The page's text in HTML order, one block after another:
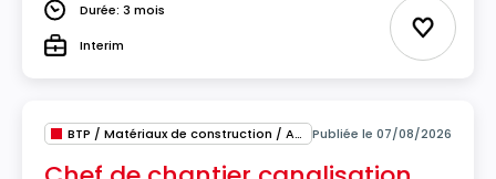
DuréeDurée: 3 mois
TypeInterim Ajouter
BTP / Matériaux de construction / Architecture Publiée le 07/08/2026